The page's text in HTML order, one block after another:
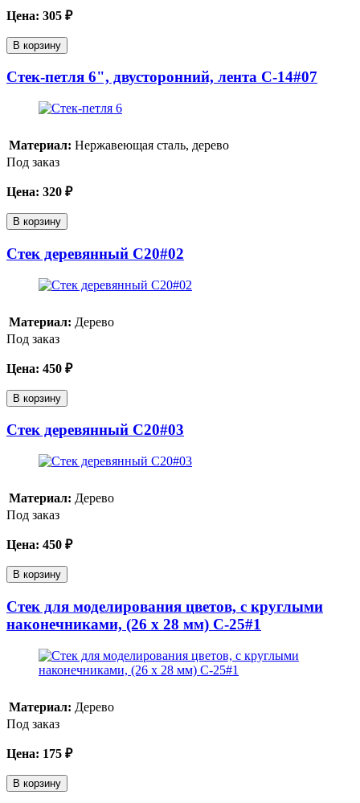
Цена: 305 ₽
В корзину
Cтек-петля 6", двусторонний, лента C-14#07
Материал: Нержавеющая сталь, дерево
Под заказ
Цена: 320 ₽
В корзину
Стек деревянный С20#02
Материал: Дерево
Под заказ
Цена: 450 ₽
В корзину
Стек деревянный С20#03
Материал: Дерево
Под заказ
Цена: 450 ₽
В корзину
Стек для моделирования цветов, с круглыми
наконечниками, (26 x 28 мм) C-25#1
Материал: Дерево
Под заказ
Цена: 175 ₽
В корзину